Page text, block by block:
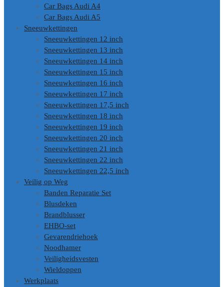
Car Bags Audi A4
Car Bags Audi A5
Sneeuwkettingen
Sneeuwkettingen 12 inch
Sneeuwkettingen 13 inch
Sneeuwkettingen 14 inch
Sneeuwkettingen 15 inch
Sneeuwkettingen 16 inch
Sneeuwkettingen 17 inch
Sneeuwkettingen 17,5 inch
Sneeuwkettingen 18 inch
Sneeuwkettingen 19 inch
Sneeuwkettingen 20 inch
Sneeuwkettingen 21 inch
Sneeuwkettingen 22 inch
Sneeuwkettingen 22,5 inch
Veilig op Weg
Banden Reparatie Set
Blusdeken
Brandblusser
EHBO-set
Gevarendriehoek
Noodhamer
Veiligheidsvesten
Wieldoppen
Werkplaats